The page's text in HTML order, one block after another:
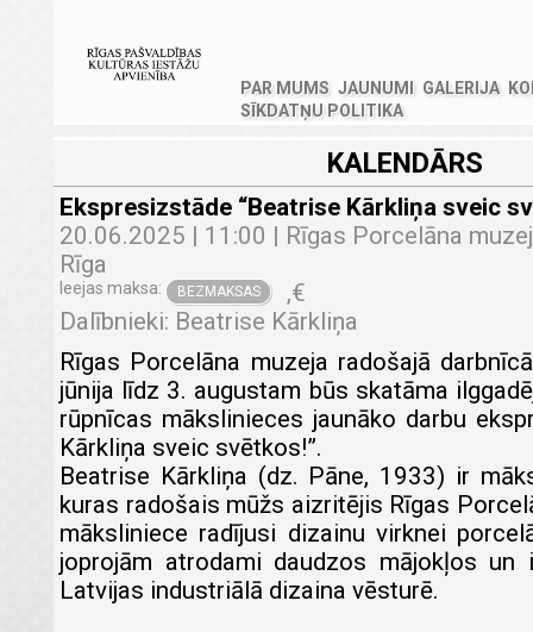
PAR MUMS JAUNUMI GALERIJA
SĪKDATŅU POLITIKA
KALENDĀRS
Ekspresizstāde “Beatrise Kārkliņa sveic
20.06.2025 | 11:00 | Rīgas Porcelāna
Rīga
Ieejas maksa: ,€
BEZMAKSAS
Dalībnieki: Beatrise Kārkliņa
Rīgas Porcelāna muzeja radošajā
jūnija līdz 3. augustam būs skatāma
rūpnīcas mākslinieces jaunāko darbu
Kārkliņa sveic svētkos!”.
Beatrise Kārkliņa (dz. Pāne, 1933) ir
kuras radošais mūžs aizritējis Rīgas
māksliniece radījusi dizainu virknei
joprojām atrodami daudzos mājokļos un
Latvijas industriālā dizaina vēsturē.